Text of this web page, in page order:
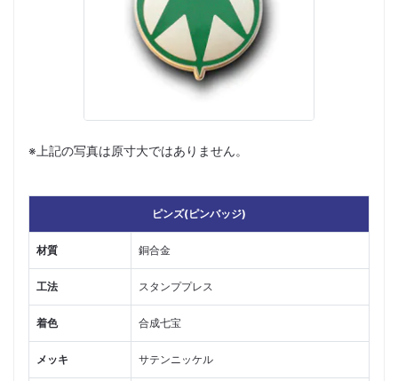
※上記の写真は原寸大ではありません。
ピンズ(ピンバッジ)
材質 銅合金
工法 スタンププレス
着色 合成七宝
メッキ サテンニッケル